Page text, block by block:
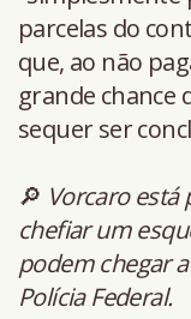
parcelas do
que, ao não
grande chance
sequer ser
🔎 Vorcaro está
chefiar um
podem chegar
Polícia Federal.